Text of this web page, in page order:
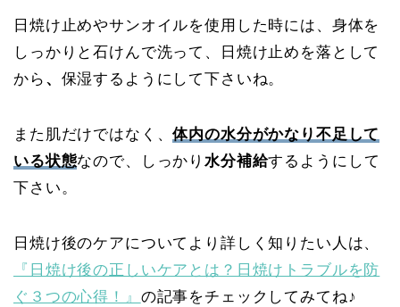
日焼け止めやサンオイルを使用した時には、身体を
しっかりと石けんで洗って、日焼け止めを落として
から 、 保湿するようにして下さいね。
また肌だけではなく、体内の水分がかなり不足して
いる状態なので、しっかり水分補給するようにして
下さい。
日焼け後のケアについてより詳しく知りたい人は、
『日焼け後の正しいケアとは？日焼けトラブルを防
ぐ３つの心得！』 の記事をチェックしてみてね♪